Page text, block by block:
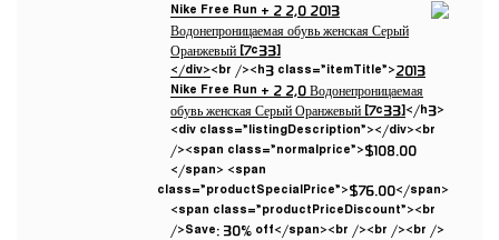
</div><br /><h3 class=”itemTitle”>2013
Nike Free Run + 2 2,0 Водонепроницаемая
обувь женская Серый Оранжевый [7c33]</h3>
<div class=”listingDescription”></div><br
/><span class=”normalprice”>$108.00
</span> <span
class=”productSpecialPrice”>$76.00</span>
<span class=”productPriceDiscount”><br
/>Save: 30% off</span><br /><br /><br />